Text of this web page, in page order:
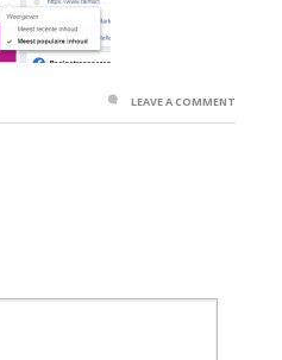
LEAVE A COMMENT